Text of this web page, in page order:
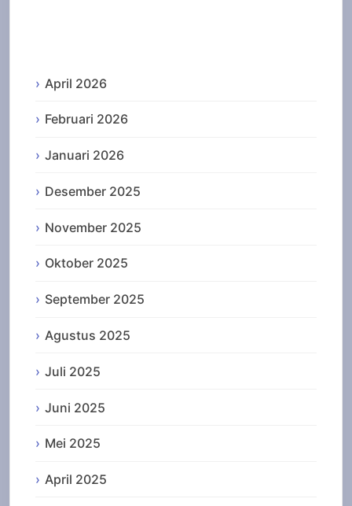
April 2026
Februari 2026
Januari 2026
Desember 2025
November 2025
Oktober 2025
September 2025
Agustus 2025
Juli 2025
Juni 2025
Mei 2025
April 2025